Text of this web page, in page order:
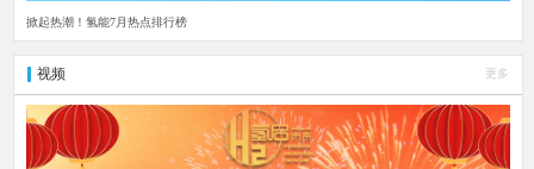
掀起热潮！氢能7月热点排行榜
视频 更多